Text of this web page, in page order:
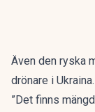
Även den ryska
drönare i Ukraina.
”Det finns